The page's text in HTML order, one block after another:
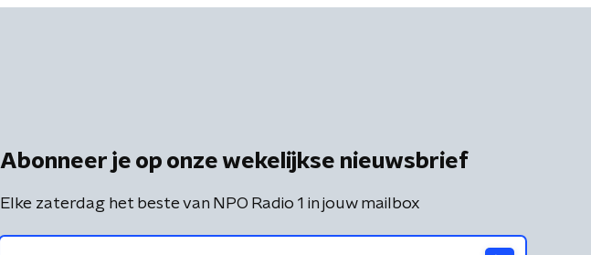
Abonneer je op onze wekelijkse nieuwsbrief
Elke zaterdag het beste van NPO Radio 1 in jouw mailbox